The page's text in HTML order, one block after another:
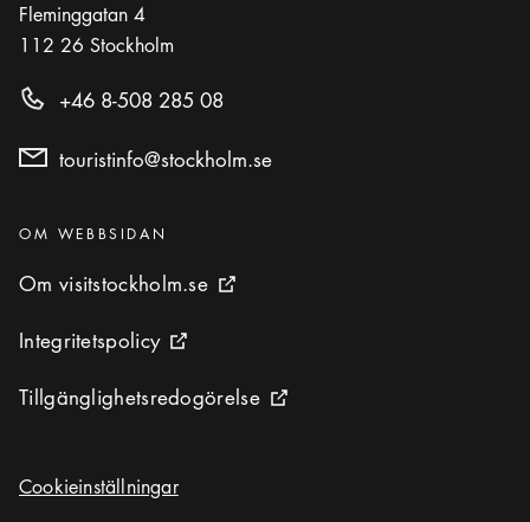
Fleminggatan 4
112 26 Stockholm
+46 8-508 285 08
touristinfo@stockholm.se
Kategorier:
OM WEBBSIDAN
Om visitstockholm.se
Om visitstockholm.se Extern ikon
Integritetspolicy
Integritetspolicy Extern ikon
Tillgänglighetsredogörelse
Tillgänglighetsredogörelse Extern ikon
Cookieinställningar
Cookieinställningar